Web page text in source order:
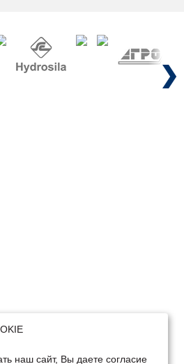
Next
наш сайт, Вы даете согласие